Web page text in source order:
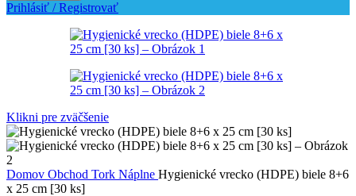
Prihlásiť / Registrovať
Klikni pre zväčšenie
Domov Obchod Tork Náplne Hygienické vrecko (HDPE) biele 8+6
x 25 cm [30 ks]